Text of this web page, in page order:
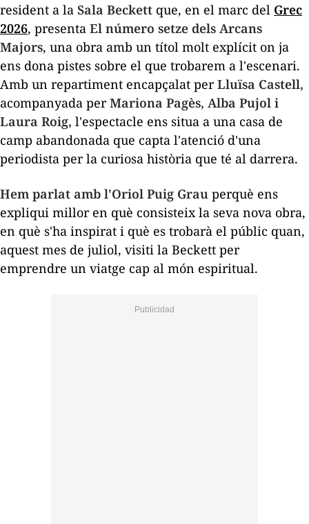
resident a la Sala Beckett que, en el marc del Grec
2026, presenta El número setze dels Arcans
Majors, una obra amb un títol molt explícit on ja
ens dona pistes sobre el que trobarem a l'escenari.
Amb un repartiment encapçalat perLluïsa Castell,
acompanyada perMariona Pagès, Alba Pujol i
Laura Roig, l'espectacle ens situa a una casa de
camp abandonada que capta l'atenció d'una
periodista per la curiosa història que té al darrera.
Hem parlat amb l'Oriol Puig Grau perquè ens
expliqui millor en què consisteix la seva nova obra,
en què s'ha inspirat i què es trobarà el públic quan,
aquest mes de juliol, visiti la Beckett per
emprendre un viatge cap al món espiritual.